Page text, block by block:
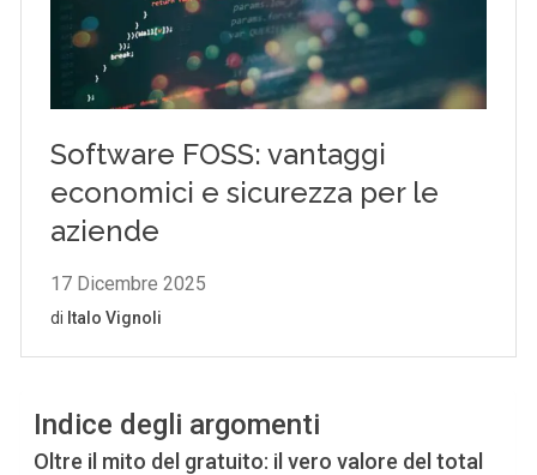
Indice degli argomenti
Oltre il mito del gratuito: il vero valore del total